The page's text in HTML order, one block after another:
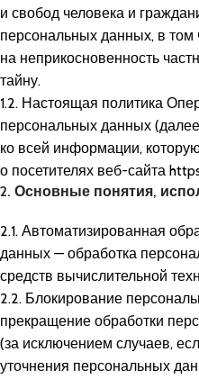
и свобод человека и
персональных данных, в
на неприкосновенность
тайну.
1.2. Настоящая политика
персональных данных
ко всей информации,
о посетителях веб-сайта
2. Основные понятия,
2.1. Автоматизированная
данных — обработка
средств вычислительной
2.2. Блокирование
прекращение обработки
(за исключением случаев,
уточнения персональных